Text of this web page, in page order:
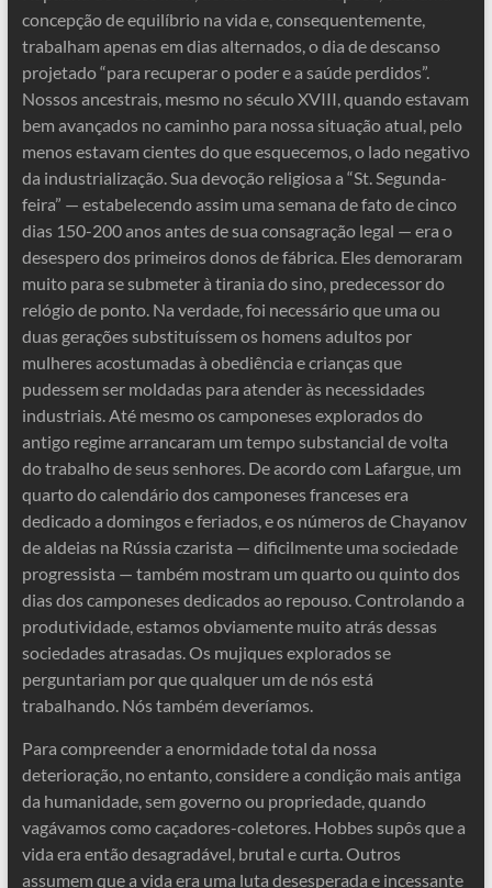
concepção de equilíbrio na vida e, consequentemente,
trabalham apenas em dias alternados, o dia de descanso
projetado “para recuperar o poder e a saúde perdidos”.
Nossos ancestrais, mesmo no século XVIII, quando estavam
bem avançados no caminho para nossa situação atual, pelo
menos estavam cientes do que esquecemos, o lado negativo
da industrialização. Sua devoção religiosa a “St. Segunda-
feira” — estabelecendo assim uma semana de fato de cinco
dias 150-200 anos antes de sua consagração legal — era o
desespero dos primeiros donos de fábrica. Eles demoraram
muito para se submeter à tirania do sino, predecessor do
relógio de ponto. Na verdade, foi necessário que uma ou
duas gerações substituíssem os homens adultos por
mulheres acostumadas à obediência e crianças que
pudessem ser moldadas para atender às necessidades
industriais. Até mesmo os camponeses explorados do
antigo regime arrancaram um tempo substancial de volta
do trabalho de seus senhores. De acordo com Lafargue, um
quarto do calendário dos camponeses franceses era
dedicado a domingos e feriados, e os números de Chayanov
de aldeias na Rússia czarista — dificilmente uma sociedade
progressista — também mostram um quarto ou quinto dos
dias dos camponeses dedicados ao repouso. Controlando a
produtividade, estamos obviamente muito atrás dessas
sociedades atrasadas. Os mujiques explorados se
perguntariam por que qualquer um de nós está
trabalhando. Nós também deveríamos.
Para compreender a enormidade total da nossa
deterioração, no entanto, considere a condição mais antiga
da humanidade, sem governo ou propriedade, quando
vagávamos como caçadores-coletores. Hobbes supôs que a
vida era então desagradável, brutal e curta. Outros
assumem que a vida era uma luta desesperada e incessante